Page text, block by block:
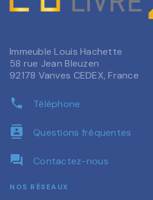
Immeuble Louis Hachette
58 rue Jean Bleuzen
92178 Vanves CEDEX, France
phone Téléphone
contacts Questions fréquentes
question_answer Contactez-nous
NOS RÉSEAUX